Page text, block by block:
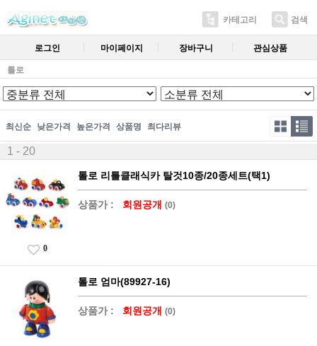
카테고리 검색
로그인 마이페이지 장바구니 관심상품
톨로
최신순 낮은가격 높은가격 상품명 최다리뷰
1 - 20
톨로 리틀클래식카 탈것10종/20종세트(택1)
상품가 : 회원공개 (0)
0
톨로 엄마(89927-16)
상품가 : 회원공개 (0)